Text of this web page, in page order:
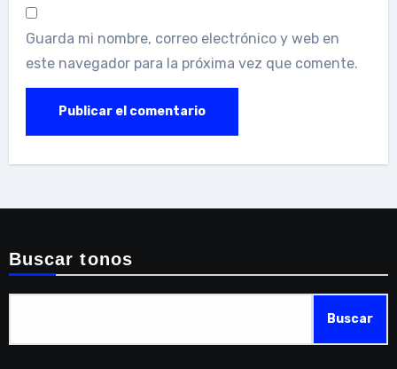
Guarda mi nombre, correo electrónico y web en
este navegador para la próxima vez que comente.
Buscar tonos
Buscar